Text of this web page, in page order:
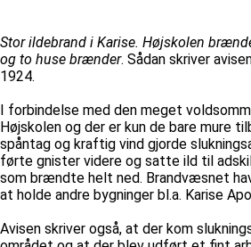
Stor ildebrand i Karise. Højskolen
og to huse brænder. Sådan skriver
1924.
I forbindelse med den meget
Højskolen og der er kun de bare mure
spåntag og kraftig vind gjorde
førte gnister videre og satte ild til
som brændte helt ned. Brandvæsnet
at holde andre bygninger bl.a. Karise
Avisen skriver også, at der kom